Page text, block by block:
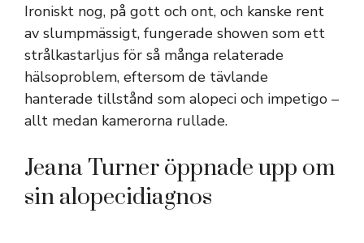
Ironiskt nog, på gott och ont, och kanske rent
av slumpmässigt, fungerade showen som ett
strålkastarljus för så många relaterade
hälsoproblem, eftersom de tävlande
hanterade tillstånd som alopeci och impetigo –
allt medan kamerorna rullade.
Jeana Turner öppnade upp om
sin alopecidiagnos